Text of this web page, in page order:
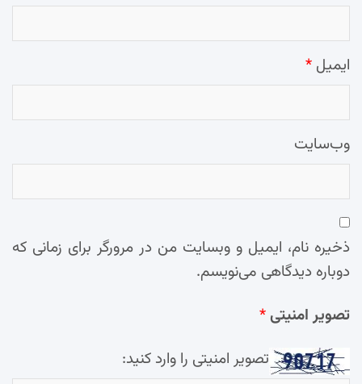
ایمیل *
وب‌سایت
ذخیره نام، ایمیل و وبسایت من در مرورگر برای زمانی که
دوباره دیدگاهی می‌نویسم.
تصویر امنیتی*
تصویر امنیتی را وارد کنید: